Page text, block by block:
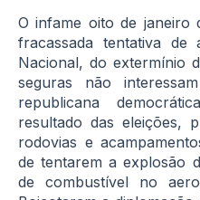
O infame oito de janeiro
fracassada tentativa de
Nacional, do extermínio
seguras não
republicana
resultado das eleições,
rodovias e
de tentarem a explosão
de combustível no